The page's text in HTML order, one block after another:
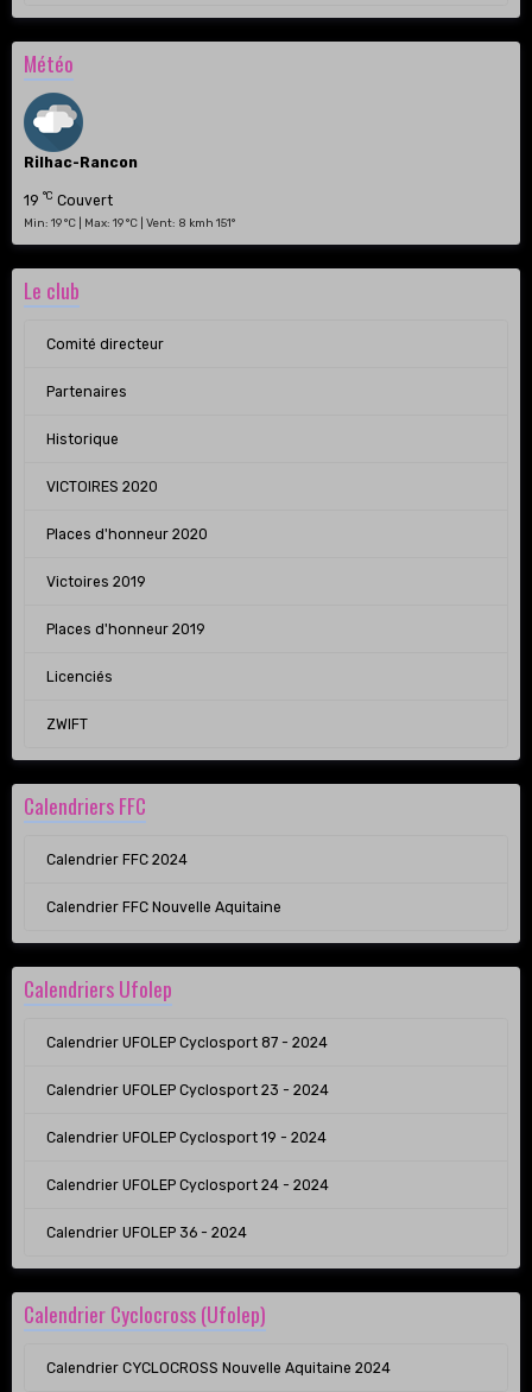
Météo
Rilhac-Rancon
19 °C Couvert
Min: 19 °C | Max: 19 °C | Vent: 8 kmh 151°
Le club
Comité directeur
Partenaires
Historique
VICTOIRES 2020
Places d'honneur 2020
Victoires 2019
Places d'honneur 2019
Licenciés
ZWIFT
Calendriers FFC
Calendrier FFC 2024
Calendrier FFC Nouvelle Aquitaine
Calendriers Ufolep
Calendrier UFOLEP Cyclosport 87 - 2024
Calendrier UFOLEP Cyclosport 23 - 2024
Calendrier UFOLEP Cyclosport 19 - 2024
Calendrier UFOLEP Cyclosport 24 - 2024
Calendrier UFOLEP 36 - 2024
Calendrier Cyclocross (Ufolep)
Calendrier CYCLOCROSS Nouvelle Aquitaine 2024